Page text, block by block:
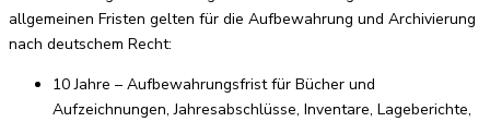
allgemeinen Fristen gelten für die Aufbewahrung und Archivierung
nach deutschem Recht:
10 Jahre – Aufbewahrungsfrist für Bücher und
Aufzeichnungen, Jahresabschlüsse, Inventare, Lageberichte,